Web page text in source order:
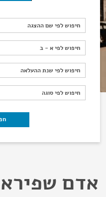
חיפוש לפי שם ההצגה
חיפוש לפי א - ב
חיפוש לפי א - ב
חיפוש לפי שנת ההעלאה
חיפוש לפי שנת ההעלאה
חיפוש לפי סוגה
חיפוש לפי סוגה
אדם שפירא